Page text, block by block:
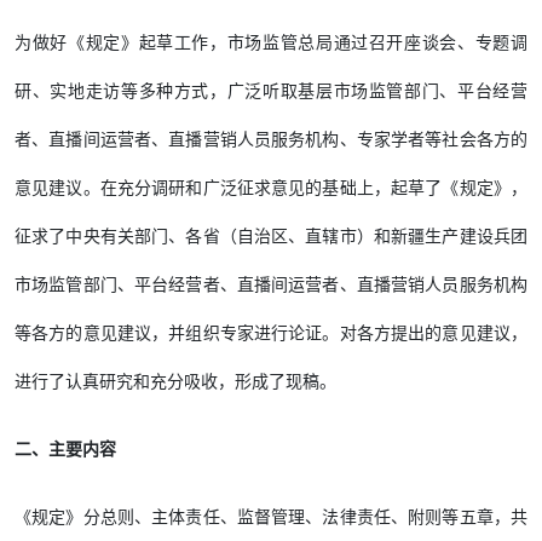
为做好《规定》起草工作，市场监管总局通过召开座谈会、专题调
研、实地走访等多种方式，广泛听取基层市场监管部门、平台经营
者、直播间运营者、直播营销人员服务机构、专家学者等社会各方的
意见建议。在充分调研和广泛征求意见的基础上，起草了《规定》，
征求了中央有关部门、各省（自治区、直辖市）和新疆生产建设兵团
市场监管部门、平台经营者、直播间运营者、直播营销人员服务机构
等各方的意见建议，并组织专家进行论证。对各方提出的意见建议，
进行了认真研究和充分吸收，形成了现稿。
二、主要内容
《规定》分总则、主体责任、监督管理、法律责任、附则等五章，共